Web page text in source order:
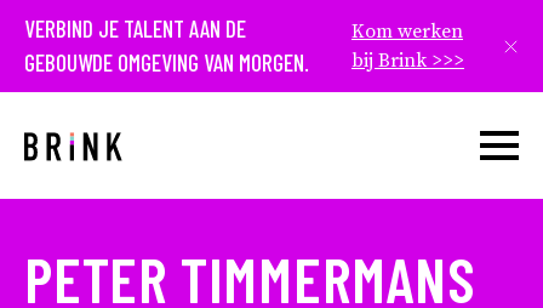
VERBIND JE TALENT AAN DE
GEBOUWDE OMGEVING VAN MORGEN.
Kom werken
bij Brink >>>
Open
PETER TIMMERMANS